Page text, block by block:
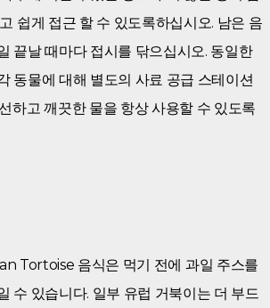
쉽게 접근 할 수 있도록하십시오. 남은 음
끝날 때마다 접시를 닦으십시오. 동일한
동물에 대해 별도의 사료 공급 스테이션
하고 깨끗한 물을 항상 사용할 수 있도록
Tortoise 음식은 먹기 전에 과일 주스를
수 있습니다. 일부 유럽 거북이는 더 부드